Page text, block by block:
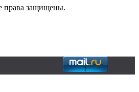
права защищены.